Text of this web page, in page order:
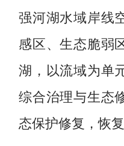
强河湖水域岸线
感区、生态脆弱
湖，以流域为单
综合治理与生态
态保护修复，恢